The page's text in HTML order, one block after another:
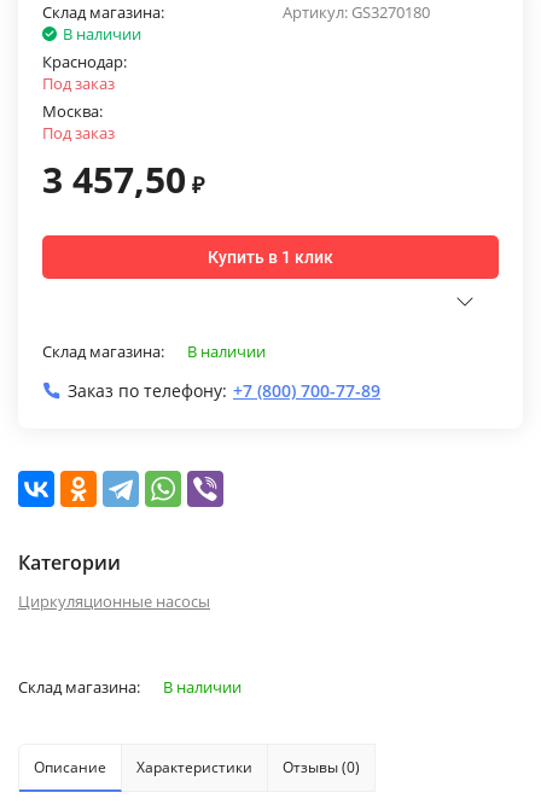
Артикул: GS3270180
Склад магазина:
В наличии
Краснодар:
Под заказ
Москва:
Под заказ
3 457,50 ₽
Купить в 1 клик
Склад магазина: В наличии
Заказ по телефону: +7 (800) 700-77-89
Категории
Циркуляционные насосы
Склад магазина: В наличии
Описание Характеристики Отзывы (0)